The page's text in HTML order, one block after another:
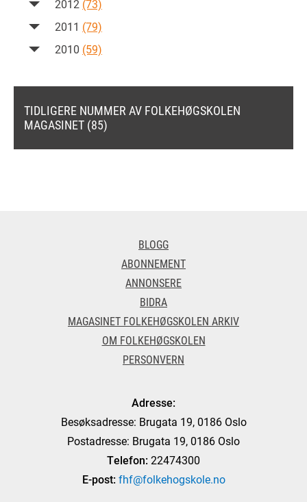
2012 (73)
2011 (79)
2010 (59)
TIDLIGERE NUMMER AV FOLKEHØGSKOLEN
MAGASINET (85)
BLOGG
ABONNEMENT
ANNONSERE
BIDRA
MAGASINET FOLKEHØGSKOLEN ARKIV
OM FOLKEHØGSKOLEN
PERSONVERN
Adresse:
Besøksadresse: Brugata 19, 0186 Oslo
Postadresse: Brugata 19, 0186 Oslo
Telefon: 22474300
E-post: fhf@folkehogskole.no